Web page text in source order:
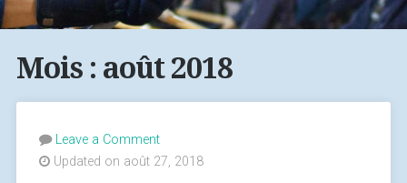
Mois : août 2018
Leave a Comment
Updated on août 27, 2018